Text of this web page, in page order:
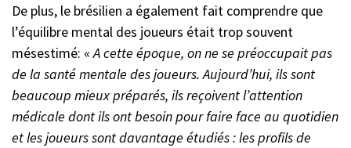
De plus, le brésilien a également fait comprendre que
l’équilibre mental des joueurs était trop souvent
mésestimé: «A cette époque, on ne se préoccupait pas
de la santé mentale des joueurs. Aujourd’hui, ils sont
beaucoup mieux préparés, ils reçoivent l’attention
médicale dont ils ont besoin pour faire face au quotidien
et les joueurs sont davantage étudiés : les profils de